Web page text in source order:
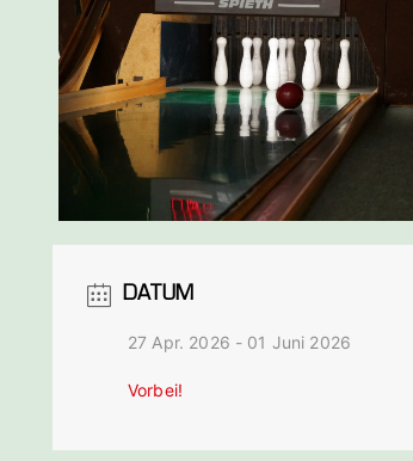
DATUM
27 Apr. 2026 - 01 Juni 2026
Vorbei!